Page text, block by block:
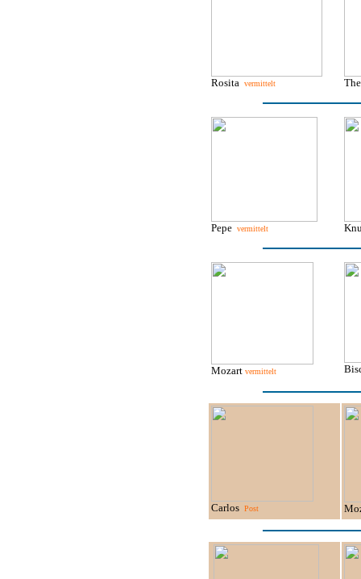
Rosita vermittelt
Pepe vermittelt
Mozart vermittelt
Carlos Post